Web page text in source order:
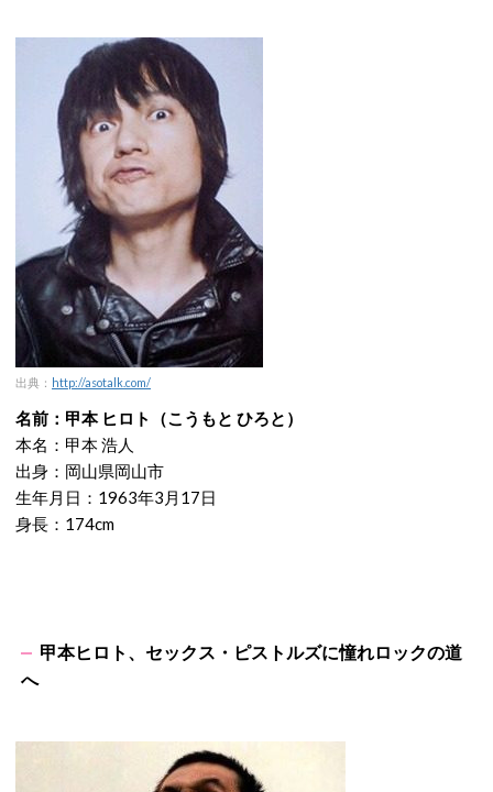
出典： http://asotalk.com/
名前：甲本 ヒロト（こうもと ひろと）
本名：甲本 浩人
出身：岡山県岡山市
生年月日：1963年3月17日
身長：174cm
甲本ヒロト、セックス・ピストルズに憧れロックの道
へ